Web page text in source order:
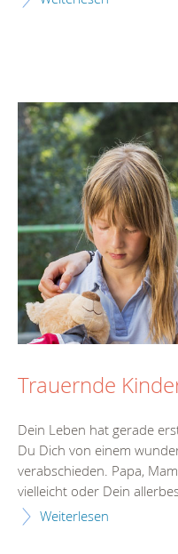
Trauernde
Dein Leben hat gerade
Du Dich von einem
verabschieden. Papa,
vielleicht oder Dein
Weiterlesen